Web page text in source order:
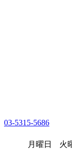
03-5315-5686
月曜日 火